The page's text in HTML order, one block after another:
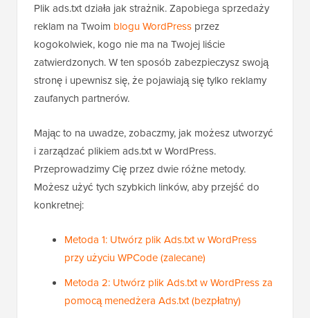
Plik ads.txt działa jak strażnik. Zapobiega sprzedaży
reklam na Twoim blogu WordPress przez
kogokolwiek, kogo nie ma na Twojej liście
zatwierdzonych. W ten sposób zabezpieczysz swoją
stronę i upewnisz się, że pojawiają się tylko reklamy
zaufanych partnerów.
Mając to na uwadze, zobaczmy, jak możesz utworzyć
i zarządzać plikiem ads.txt w WordPress.
Przeprowadzimy Cię przez dwie różne metody.
Możesz użyć tych szybkich linków, aby przejść do
konkretnej:
Metoda 1: Utwórz plik Ads.txt w WordPress
przy użyciu WPCode (zalecane)
Metoda 2: Utwórz plik Ads.txt w WordPress za
pomocą menedżera Ads.txt (bezpłatny)